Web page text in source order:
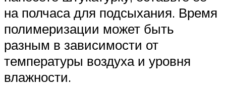
на полчаса для подсыхания. Время
полимеризации может быть
разным в зависимости от
температуры воздуха и уровня
влажности.